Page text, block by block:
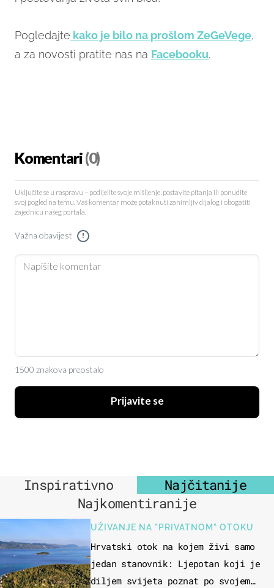
Pogledajte kako je bilo na prošlom ZeGeVege,
a za novosti pratite nas na Facebooku.
Komentari(0)
Uključite se u raspravu – podijelite svoje mišljenje, postavite pitanja ili ponudite
svoj pogled na temu. Vaš komentar može potaknuti zanimljiv dijalog i obogatiti
zajednicu našeg portala.
Važna obavijest !
1500 znakova preostalo
Prijavite se
Inspirativno
Najčitanije
Najkomentiranije
UŽIVANJE NA "PRIVATNOM" OTOKU
Hrvatski otok na kojem živi samo
jedan stanovnik: Ljepotan koji je
diljem svijeta poznat po svojem